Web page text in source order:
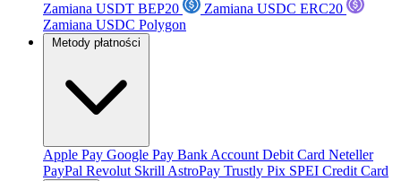
Zamiana USDT BEP20
Zamiana USDC ERC20
Zamiana USDC Polygon
Metody płatności
Apple Pay Google Pay Bank Account Debit Card Neteller
PayPal Revolut Skrill AstroPay Trustly Pix SPEI Credit Card